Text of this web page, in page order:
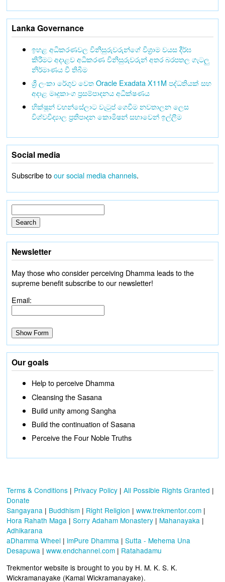
Lanka Governance
ඉහළ අධිකරණවල විනිසුරුවරුන්ගේ විශ්‍රාම වයස දීර්ඝ
කිරීමට අදාළව අධිකරණ විනිසුරුවරුන් අතර බරපතල ගැටලු
නිර්මාණය වී තිබීම
ශ්‍රී ලංකා රේගුව වෙත Oracle Exadata X11M පද්ධතියක් සහ
අදාළ මෘදුකාංග ප්‍රසම්පාදනය අධීක්ෂණය
භික්ෂූන් වහන්සේලාට වැටුප් ගෙවීම නවතාලන ලෙස
විශ්වවිද්‍යාල ප්‍රතිපාදන කොමිෂන් සභාවෙන් ඉල්ලීම
Social media
Subscribe toour social media channels.
Newsletter
May those who consider perceiving Dhamma leads to the
supreme benefit subscribe to our newsletter!
Email:
Our goals
Help to perceive Dhamma
Cleansing the Sasana
Build unity among Sangha
Build the continuation of Sasana
Perceive the Four Noble Truths
Terms & Conditions | Privacy Policy | All Possible Rights Granted |
Donate
Sangayana | Buddhism | Right Religion | www.trekmentor.com |
Hora Rahath Maga | Sorry Adaham Monastery | Mahanayaka |
Adhikarana
aDhamma Wheel | imPure Dhamma | Sutta - Mehema Una
Desapuwa | www.endchannel.com | Ratahadamu
Trekmentor website is brought to you by H. M. K. S. K.
Wickramanayake (Kamal Wickramanayake).